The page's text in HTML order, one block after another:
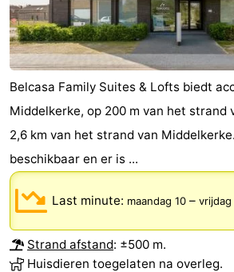
Belcasa Family Suites & Lofts biedt
Middelkerke, op 200 m van het strand
2,6 km van het strand van
beschikbaar en er is ...
Last minute: maandag 10 –
Strand afstand: ±500 m.
Huisdieren toegelaten na overleg.